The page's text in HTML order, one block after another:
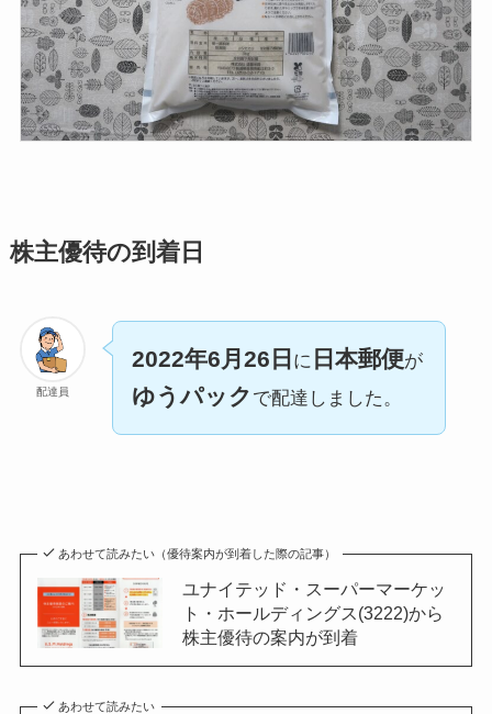
株主優待の到着日
配達員
2022年6月26日 に 日本郵便が
ゆうパック で配達しました。
あわせて読みたい（優待案内が到着した際の記事）
ユナイテッド・スーパーマーケッ
ト・ホールディングス(3222)から
株主優待の案内が到着
あわせて読みたい